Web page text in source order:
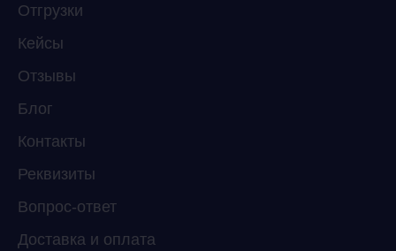
Отгрузки
Кейсы
Отзывы
Блог
Контакты
Реквизиты
Вопрос-ответ
Доставка и оплата
Мессенджеры
Свяжитесь с нами через любой удобный
Telegram